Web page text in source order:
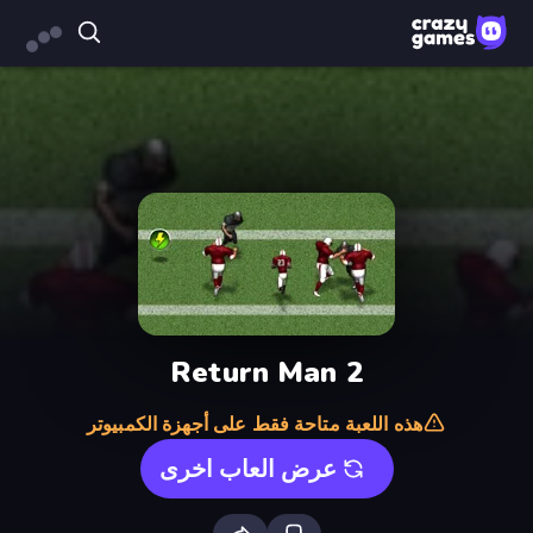
Return Man 2
هذه اللعبة متاحة فقط على أجهزة الكمبيوتر
عرض العاب اخرى